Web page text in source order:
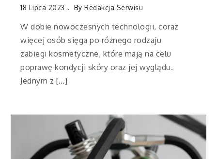
18 Lipca 2023 ByRedakcja Serwisu
W dobie nowoczesnych technologii, coraz
więcej osób sięga po różnego rodzaju
zabiegi kosmetyczne, które mają na celu
poprawę kondycji skóry oraz jej wyglądu.
Jednym z […]